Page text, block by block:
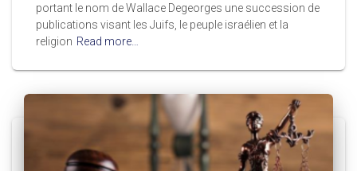
portant le nom de Wallace Degeorges une succession de
publications visant les Juifs, le peuple israélien et la
religion Read more…